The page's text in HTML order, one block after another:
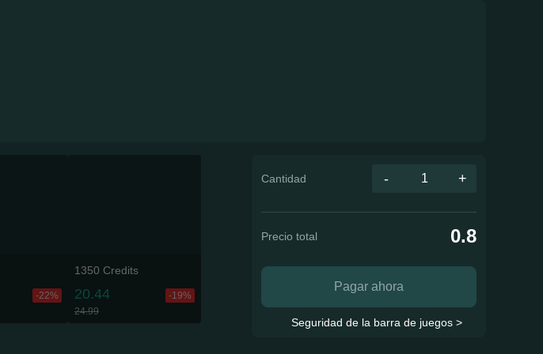
-22%
1350 Credits
20.44
-19%
24.99
Cantidad - +
Precio total 0.8
Pagar ahora
Seguridad de la barra de juegos >